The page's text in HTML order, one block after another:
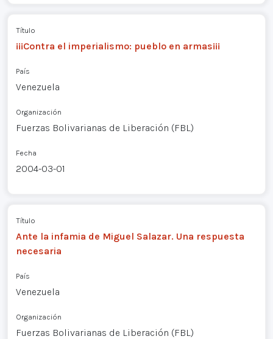
Título
¡¡¡Contra el imperialismo: pueblo en armas¡¡¡
País
Venezuela
Organización
Fuerzas Bolivarianas de Liberación (FBL)
Fecha
2004-03-01
Título
Ante la infamia de Miguel Salazar. Una respuesta
necesaria
País
Venezuela
Organización
Fuerzas Bolivarianas de Liberación (FBL)